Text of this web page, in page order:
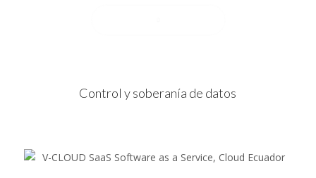
Control y soberanía de datos